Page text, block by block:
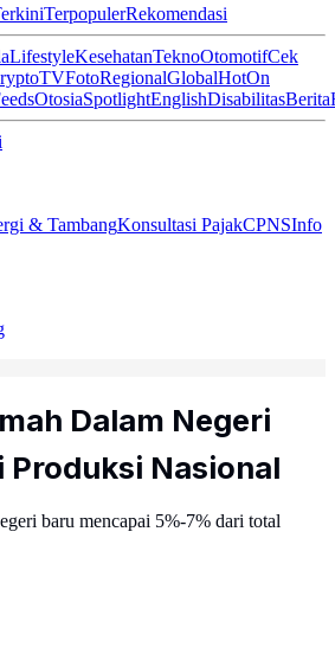
TerpopulerRekomendasi
LifestyleKesehatanTeknoOtomotifCek
TVFotoRegionalGlobalHotOn
OtosiaSpotlightEnglishDisabilitasBerita
& TambangKonsultasi PajakCPNSInfo
Dalam Negeri
Produksi Nasional
baru mencapai 5%-7% dari total